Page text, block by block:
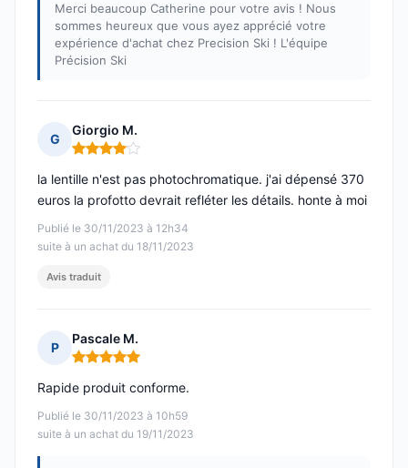
Merci beaucoup Catherine pour votre avis ! Nous
sommes heureux que vous ayez apprécié votre
expérience d'achat chez Precision Ski ! L'équipe
Précision Ski
G
Giorgio M.
Note : 4 sur 5
Publié le 30/11/2023 à 12h34
suite à un achat du 18/11/2023
la lentille n'est pas photochromatique. j'ai dépensé 370
euros la profotto devrait refléter les détails. honte à moi
Avis traduit
P
Pascale M.
Note : 5 sur 5
Publié le 30/11/2023 à 10h59
suite à un achat du 19/11/2023
Rapide produit conforme.